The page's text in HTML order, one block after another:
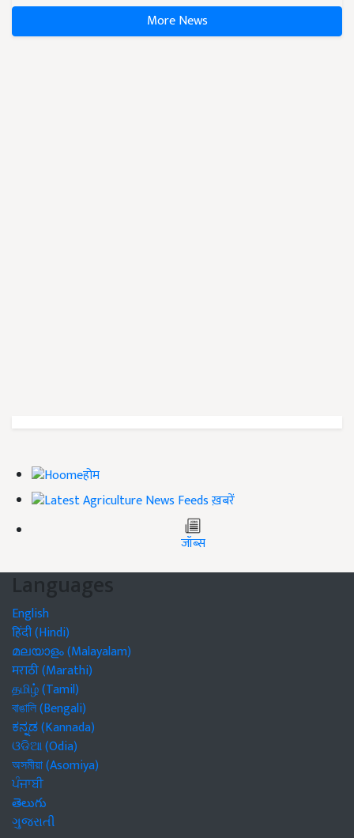
More News
होम
ख़बरें
जॉब्स
Languages
English
हिंदी (Hindi)
മലയാളം (Malayalam)
मराठी (Marathi)
தமிழ் (Tamil)
বাঙালি (Bengali)
ಕನ್ನಡ (Kannada)
ଓଡିଆ (Odia)
অসমীয়া (Asomiya)
ਪੰਜਾਬੀ
తెలుగు
ગુજરાતી